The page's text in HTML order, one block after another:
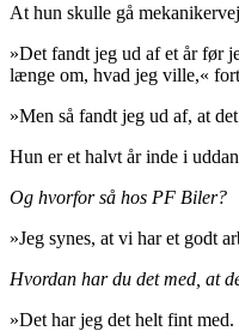
At hun skulle gå
»Det fandt jeg ud af et år før
længe om, hvad jeg ville,«
»Men så fandt jeg ud af, at
Hun er et halvt år inde i
Og hvorfor så hos PF Biler?
»Jeg synes, at vi har et godt
Hvordan har du det med, at
»Det har jeg det helt fint